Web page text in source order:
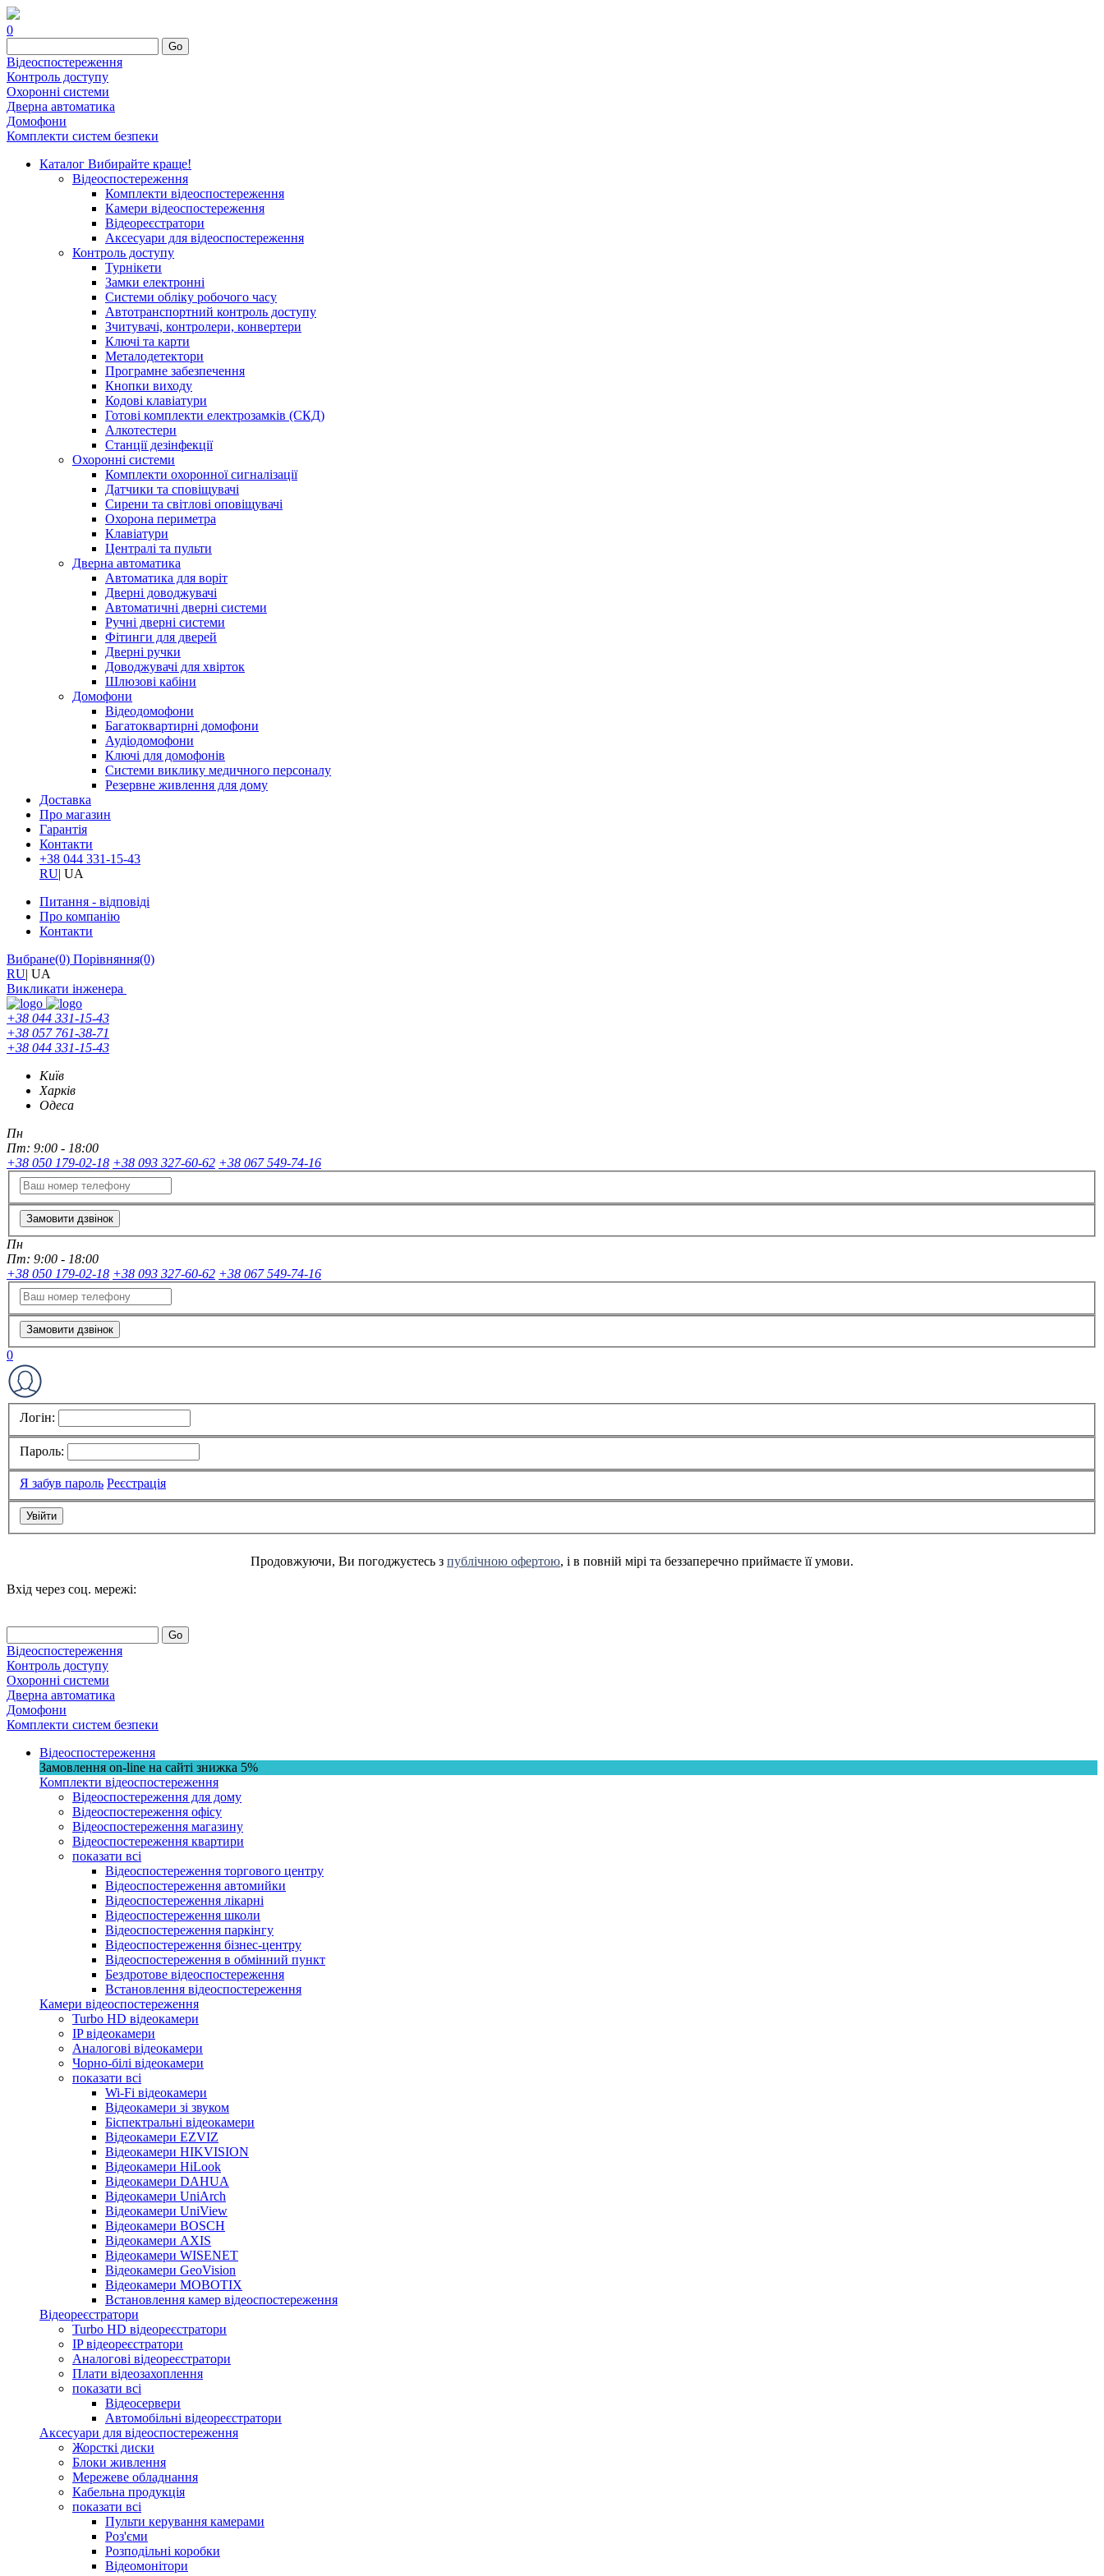
0
Go
Відеоспостереження
Контроль доступу
Охоронні системи
Дверна автоматика
Домофони
Комплекти систем безпеки
Каталог Вибирайте краще!
Відеоспостереження
Комплекти відеоспостереження
Камери відеоспостереження
Відеореєстратори
Аксесуари для відеоспостереження
Контроль доступу
Турнікети
Замки електронні
Системи обліку робочого часу
Автотранспортний контроль доступу
Зчитувачі, контролери, конвертери
Ключі та карти
Металодетектори
Програмне забезпечення
Кнопки виходу
Кодові клавіатури
Готові комплекти електрозамків (СКД)
Алкотестери
Станції дезінфекції
Охоронні системи
Комплекти охоронної сигналізації
Датчики та сповіщувачі
Сирени та світлові оповіщувачі
Охорона периметра
Клавіатури
Централі та пульти
Дверна автоматика
Автоматика для воріт
Дверні доводжувачі
Автоматичні дверні системи
Ручні дверні системи
Фітинги для дверей
Дверні ручки
Доводжувачі для хвірток
Шлюзові кабіни
Домофони
Відеодомофони
Багатоквартирні домофони
Аудіодомофони
Ключі для домофонів
Системи виклику медичного персоналу
Резервне живлення для дому
Доставка
Про магазин
Гарантія
Контакти
+38 044 331-15-43
RU| UA
Питання - відповіді
Про компанію
Контакти
Вибране(0) Порівняння(0)
RU| UA
Викликати інженера
+38 044 331-15-43
+38 057 761-38-71
+38 044 331-15-43
Київ
Харків
Одеса
Пн
Пт: 9:00 - 18:00
+38 050 179-02-18 +38 093 327-60-62 +38 067 549-74-16
Замовити дзвінок
Пн
Пт: 9:00 - 18:00
+38 050 179-02-18 +38 093 327-60-62 +38 067 549-74-16
Замовити дзвінок
0
Логін:
Пароль:
Я забув пароль Реєстрація
Продовжуючи, Ви погоджуєтесь з публічною офертою, і в повній мірі та беззаперечно приймаєте її умови.
Вхід через соц. мережі:
Go
Відеоспостереження
Контроль доступу
Охоронні системи
Дверна автоматика
Домофони
Комплекти систем безпеки
Відеоспостереження
Замовлення on-line на сайті знижка 5%
Комплекти відеоспостереження
Відеоспостереження для дому
Відеоспостереження офісу
Відеоспостереження магазину
Відеоспостереження квартири
показати всі
Відеоспостереження торгового центру
Відеоспостереження автомийки
Відеоспостереження лікарні
Відеоспостереження школи
Відеоспостереження паркінгу
Відеоспостереження бізнес-центру
Відеоспостереження в обмінний пункт
Бездротове відеоспостереження
Встановлення відеоспостереження
Камери відеоспостереження
Turbo HD відеокамери
IP відеокамери
Аналогові відеокамери
Чорно-білі відеокамери
показати всі
Wi-Fi відеокамери
Відеокамери зі звуком
Біспектральні відеокамери
Відеокамери EZVIZ
Відеокамери HIKVISION
Відеокамери HiLook
Відеокамери DAHUA
Відеокамери UniArch
Відеокамери UniView
Відеокамери BOSCH
Відеокамери AXIS
Відеокамери WISENET
Відеокамери GeoVision
Відеокамери MOBOTIX
Встановлення камер відеоспостереження
Відеореєстратори
Turbo HD відеореєстратори
IP відеореєстратори
Аналогові відеореєстратори
Плати відеозахоплення
показати всі
Відеосервери
Автомобільні відеореєстратори
Аксесуари для відеоспостереження
Жорсткі диски
Блоки живлення
Мережеве обладнання
Кабельна продукція
показати всі
Пульти керування камерами
Роз'єми
Розподільні коробки
Відеомонітори